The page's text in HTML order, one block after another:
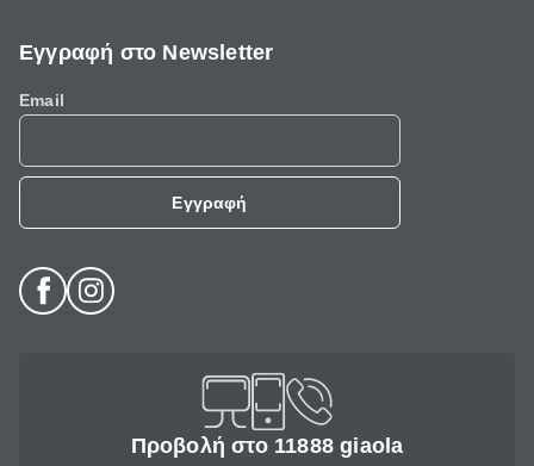
Εγγραφή στο Newsletter
Email
Εγγραφή
Προβολή στο 11888 giaola